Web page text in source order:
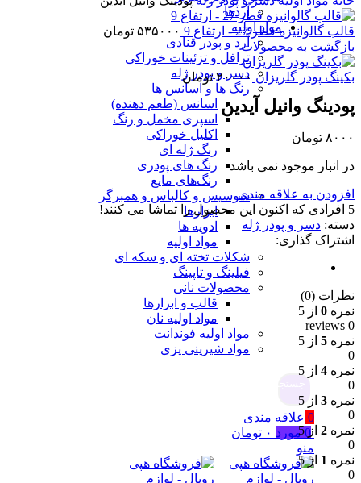
آردها
مواد اولیه
آرد و پودر قنادی
ترافل و تزئینات خوراکی
دسر و پودر ژله
رنگ ها و اسانس ها
اسانس (طعم دهنده)
اسپری مخمل و رنگ
اکلیل خوراکی
رنگ ژله ای
رنگ های پودری
رنگ‌های مایع
سوسیس و کالباس و همبرگر
ابزارها
ادویه ها
مواد اولیه
شکلات تخته ای و سکه ای
فیلینگ و تاپینگ
محصولات نانی
قالب و ابزارها
مواد اولیه نان
مواد اولیه فوندانت
مواد شیرینی پزی
0 علاقه مندی
0 مورد ۰ تومان
منو
قالب گالوانیزه قطر 27 - ارتفاع 9 ۵۳۵۰۰۰ تومان
بازگشت به محصولات
بکینگ پودر گلریزان ۲۰۰۰۰ تومان
پودینگ وانیل آیدین
۸۰۰۰ تومان
در انبار موجود نمی باشد
افزودن به علاقه مندی
5 افرادی که اکنون این محصول را تماشا می کنند!
دسته: دسر و پودر ژله
اشتراک گذاری:
نظرات (0)
نمره 0 از 5
0 reviews
نمره 5 از 5
0
نمره 4 از 5
0
نمره 3 از 5
0
نمره 2 از 5
0
نمره 1 از 5
0